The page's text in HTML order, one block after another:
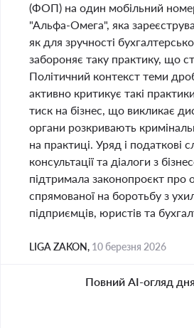
(ФОП) на один мобільний
"Альфа-Омега", яка
як для зручності
забороняє таку практику, що
Політичний контекст теми
активно критикує такі
тиск на бізнес, що викликає
органи розкривають
на практиці. Уряд і податкові
консультації та діалоги з
підтримала законопроєкт
спрямованої на боротьбу з
підприємців, юристів та
LIGA ZAKON, 10 березня 2026
Повний AI-огляд дня